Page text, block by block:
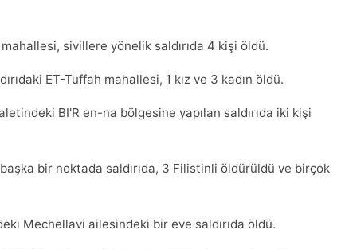
sivillere yönelik saldırıda 4 kişi öldü.
ET-Tuffah mahallesi, 1 kız ve 3 kadın öldü.
BI'R en-na bölgesine yapılan saldırıda iki kişi
bir noktada saldırıda, 3 Filistinli öldürüldü ve birçok
Mechellavi ailesindeki bir eve saldırıda öldü.